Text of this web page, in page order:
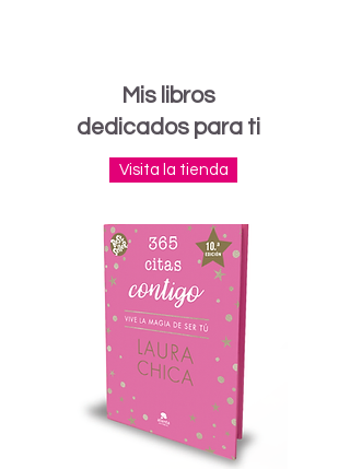
Mis libros
dedicados para ti
Visita la tienda